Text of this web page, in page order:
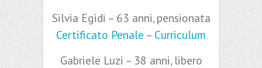
Silvia Egidi – 63 anni, pensionata
Certificato Penale – Curriculum
Gabriele Luzi – 38 anni, libero